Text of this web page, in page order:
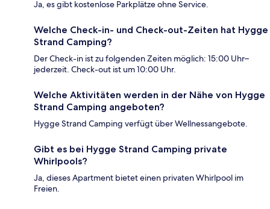
Ja, es gibt kostenlose Parkplätze ohne Service.
Welche Check-in- und Check-out-Zeiten hat Hygge
Strand Camping?
Der Check-in ist zu folgenden Zeiten möglich: 15:00 Uhr–
jederzeit. Check-out ist um 10:00 Uhr.
Welche Aktivitäten werden in der Nähe von Hygge
Strand Camping angeboten?
Hygge Strand Camping verfügt über Wellnessangebote.
Gibt es bei Hygge Strand Camping private
Whirlpools?
Ja, dieses Apartment bietet einen privaten Whirlpool im
Freien.